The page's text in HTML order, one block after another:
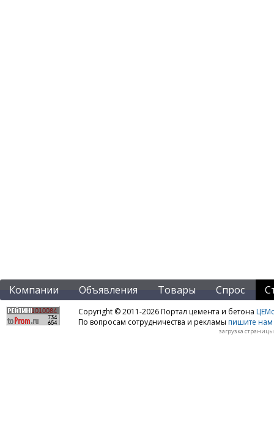
Компании Объявления Товары Спрос
Copyright © 2011-2026 Портал цемента и бетона
По вопросам сотрудничества и рекламы пишите нам
загрузка